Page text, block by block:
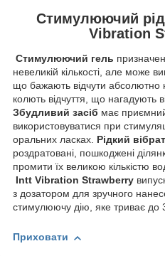
Стимулюючий
Vibration
Стимулюючий гель
невеликій кількості, але може
що бажають відчути абсолютно
колють відчуття, що нагадують
Збудливий засіб має
використовуватися при
оральних ласках. Рідкий
роздратовані, пошкоджені
промити їх великою кількістю
Intt Vibration Strawberry
з дозатором для зручного
стимулюючу дію, яке триває до
Приховати